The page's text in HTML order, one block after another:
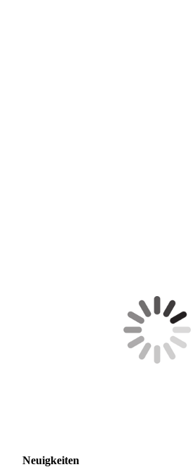
Neuigkeiten